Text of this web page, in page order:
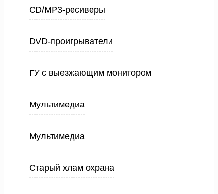
CD/MP3-ресиверы
DVD-проигрыватели
ГУ с выезжающим монитором
Мультимедиа
Мультимедиа
Старый хлам охрана